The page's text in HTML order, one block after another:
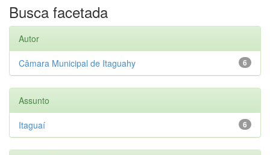
Busca facetada
Autor
6
Câmara Municipal de Itaguahy
Assunto
6
Itaguaí